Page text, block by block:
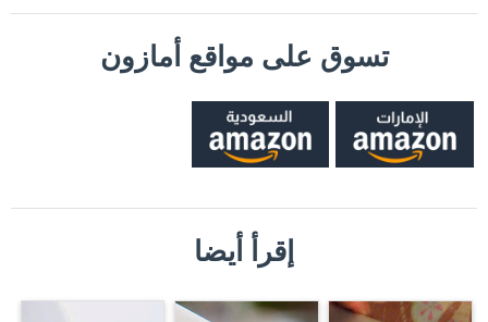
تسوق على مواقع أمازون
إقرأ أيضا